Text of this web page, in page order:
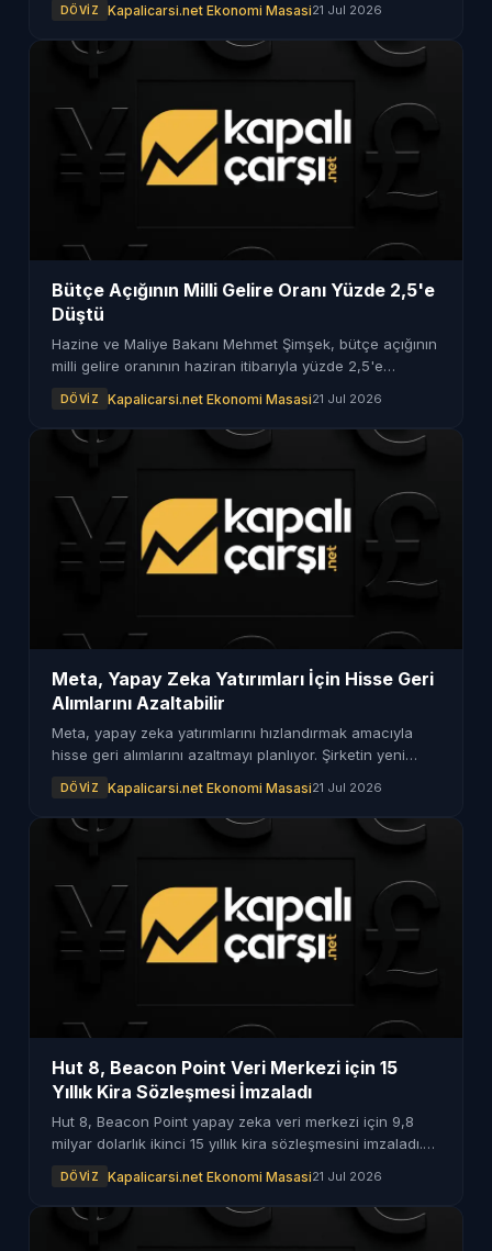
gerektiğini ifade etti.
DÖVIZ Kapalicarsi.net Ekonomi Masasi21 Jul 2026
Bütçe Açığının Milli Gelire Oranı Yüzde 2,5'e
Düştü
Hazine ve Maliye Bakanı Mehmet Şimşek, bütçe açığının
milli gelire oranının haziran itibarıyla yüzde 2,5'e
DÖVIZ Kapalicarsi.net Ekonomi Masasi21 Jul 2026
Meta, Yapay Zeka Yatırımları İçin Hisse Geri
Alımlarını Azaltabilir
Meta, yapay zeka yatırımlarını hızlandırmak amacıyla
hisse geri alımlarını azaltmayı planlıyor. Şirketin yeni
bekleniyor.
DÖVIZ Kapalicarsi.net Ekonomi Masasi21 Jul 2026
Hut 8, Beacon Point Veri Merkezi için 15
Yıllık Kira Sözleşmesi İmzaladı
Hut 8, Beacon Point yapay zeka veri merkezi için 9,8
milyar dolarlık ikinci 15 yıllık kira sözleşmesini imzaladı.
DÖVIZ Kapalicarsi.net Ekonomi Masasi21 Jul 2026